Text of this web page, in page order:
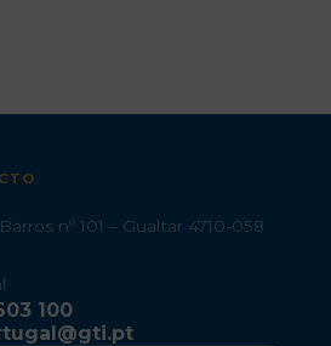
nº 101 – Gualtar 4710-058
100